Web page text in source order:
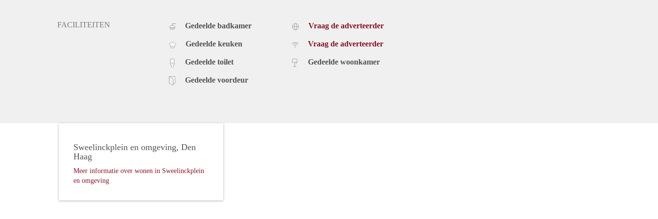
FACILITEITEN Gedeelde badkamer
Gedeelde keuken
Gedeelde toilet
Gedeelde voordeur
Vraag de adverteerder
Vraag de adverteerder
Gedeelde woonkamer
Sweelinckplein en omgeving, Den
Haag
Meer informatie over wonen in Sweelinckplein
en omgeving